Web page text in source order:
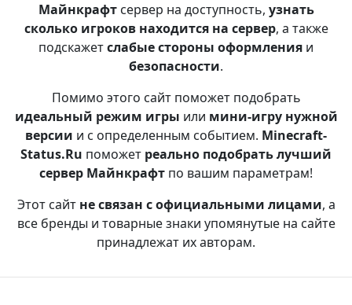
Майнкрафтсервер на доступность, узнать
сколько игроков находится на сервер, а также
подскажетслабые стороны оформления и
безопасности.
Помимо этого сайт поможет подобрать
идеальный режим игры или мини-игру нужной
версии и с определенным событием. Minecraft-
Status.Ru поможет реально подобрать лучший
сервер Майнкрафт по вашим параметрам!
Этот сайт не связан с официальными лицами, а
все бренды и товарные знаки упомянутые на сайте
принадлежат их авторам.